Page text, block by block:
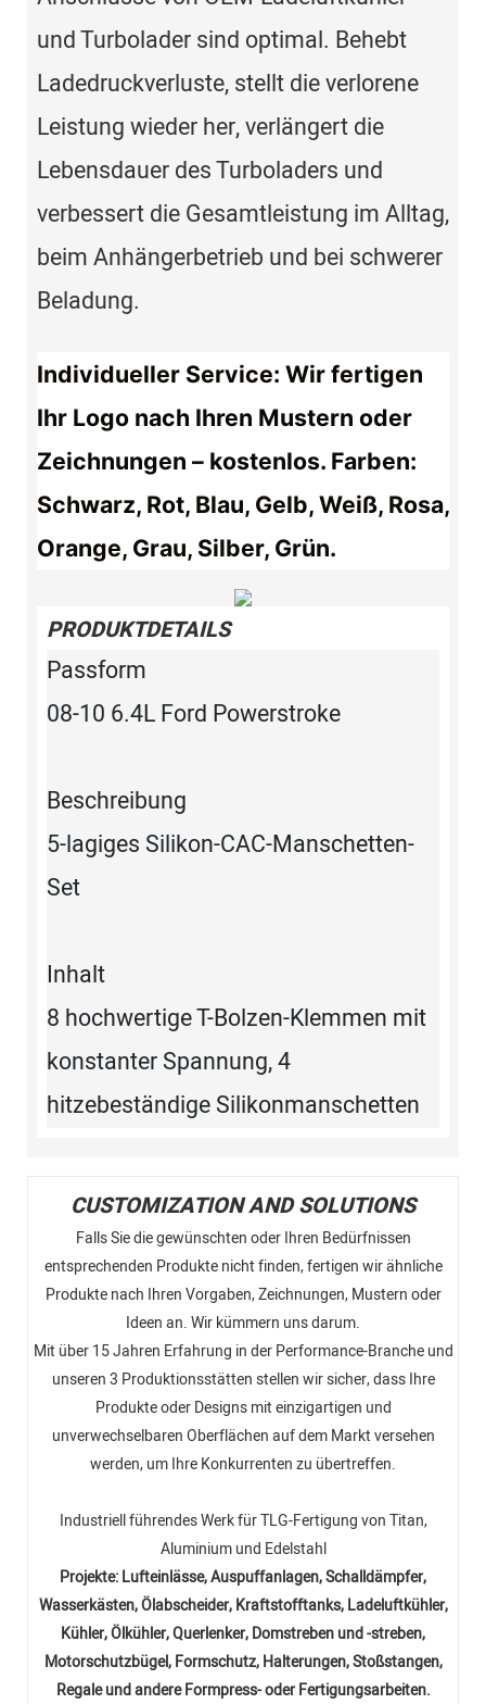
und Turbolader sind optimal. Behebt
Ladedruckverluste, stellt die verlorene
Leistung wieder her, verlängert die
Lebensdauer des Turboladers und
verbessert die Gesamtleistung im Alltag,
beim Anhängerbetrieb und bei schwerer
Beladung.
Individueller Service: Wir fertigen
Ihr Logo nach Ihren Mustern oder
Zeichnungen – kostenlos. Farben:
Schwarz, Rot, Blau, Gelb, Weiß, Rosa,
Orange, Grau, Silber, Grün.
PRODUKTDETAILS
Passform
08-10 6.4L Ford Powerstroke
Beschreibung
5-lagiges Silikon-CAC-Manschetten-
Set
Inhalt
8 hochwertige T-Bolzen-Klemmen mit
konstanter Spannung, 4
hitzebeständige Silikonmanschetten
CUSTOMIZATION AND SOLUTIONS
Falls Sie die gewünschten oder Ihren Bedürfnissen
entsprechenden Produkte nicht finden, fertigen wir ähnliche
Produkte nach Ihren Vorgaben, Zeichnungen, Mustern oder
Ideen an. Wir kümmern uns darum.
Mit über 15 Jahren Erfahrung in der Performance-Branche und
unseren 3 Produktionsstätten stellen wir sicher, dass Ihre
Produkte oder Designs mit einzigartigen und
unverwechselbaren Oberflächen auf dem Markt versehen
werden, um Ihre Konkurrenten zu übertreffen.
Industriell führendes Werk für TLG-Fertigung von Titan,
Aluminium und Edelstahl
Projekte: Lufteinlässe, Auspuffanlagen, Schalldämpfer,
Wasserkästen, Ölabscheider, Kraftstofftanks, Ladeluftkühler,
Kühler, Ölkühler, Querlenker, Domstreben und -streben,
Motorschutzbügel, Formschutz, Halterungen, Stoßstangen,
Regale und andere Formpress- oder Fertigungsarbeiten.